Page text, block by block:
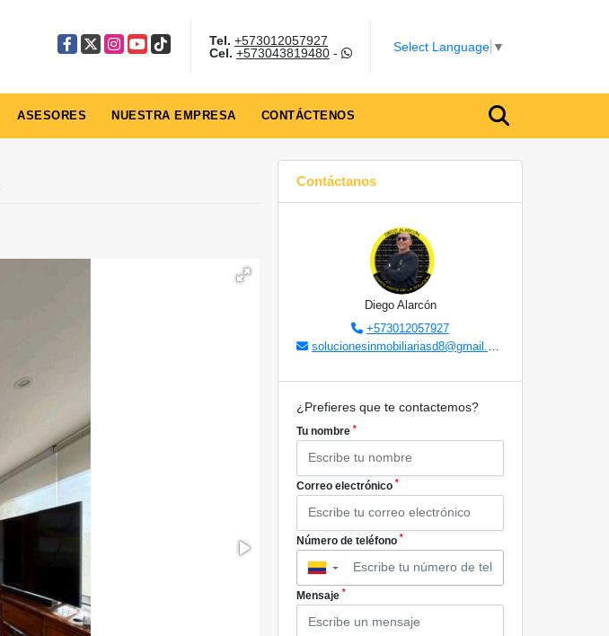
Facebook
X Instagram
YouTube
TikTok Tel. +573012057927
Cel. +573043819480- Select Language ▼
ASESORES NUESTRA EMPRESA CONTÁCTENOS
Contáctanos
Diego Alarcón
+573012057927
solucionesinmobiliariasd8@gmail.com
¿Prefieres que te contactemos?
Tu nombre *
Correo electrónico *
Número de teléfono *
▼
Mensaje *